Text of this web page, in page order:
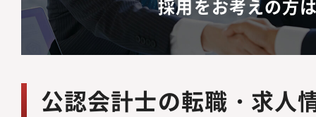
採用をお考えの方
公認会計士の転職・求人